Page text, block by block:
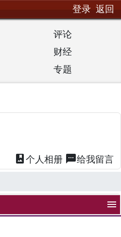
登录 返回
评论
财经
专题
photo_album 个人相册 textsms给我留言
menu